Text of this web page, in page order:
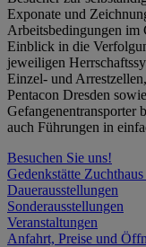
Exponate und
Arbeitsbedingungen im
Einblick in die
jeweiligen
Einzel- und
Pentacon Dresden
Gefangenentransporter
auch Führungen in
Besuchen Sie uns!
Gedenkstätte
Dauerausstellungen
Sonderausstellungen
Veranstaltungen
Anfahrt, Preise und